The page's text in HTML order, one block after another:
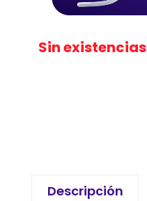
Sin existencias
Descripción